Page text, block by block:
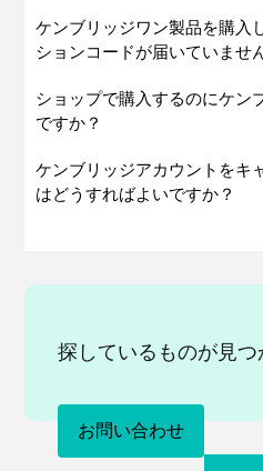
ケンブリッジワン製品を購入
ションコードが届いていませ
ショップで購入するのにケン
ですか？
ケンブリッジアカウントをキ
はどうすればよいですか？
探しているものが見つ
お問い合わせ